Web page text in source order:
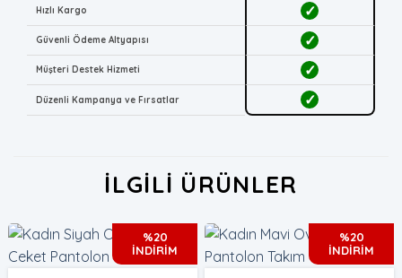
Hızlı Kargo ✓
Güvenli Ödeme Altyapısı ✓
Müşteri Destek Hizmeti ✓
Düzenli Kampanya ve Fırsatlar ✓
İLGILI ÜRÜNLER
%20
İNDİRİM
%20
İNDİRİM